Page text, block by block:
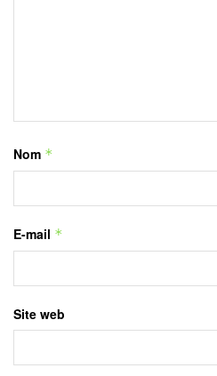
Nom *
E-mail *
Site web